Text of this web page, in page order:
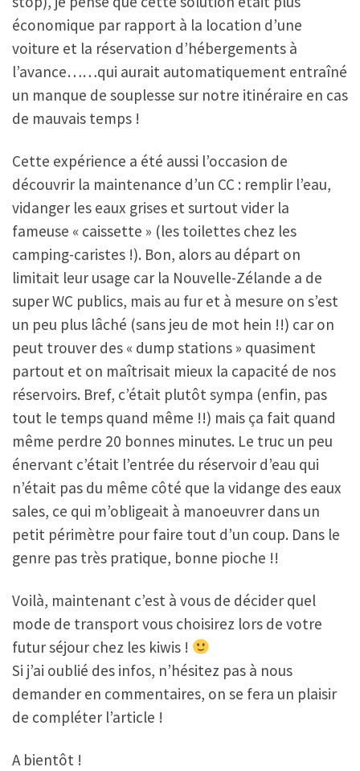
économique par rapport à la location d’une
voiture et la réservation d’hébergements à
l’avance……qui aurait automatiquement entraîné
un manque de souplesse sur notre itinéraire en cas
de mauvais temps !
Cette expérience a été aussi l’occasion de
découvrir la maintenance d’un CC : remplir l’eau,
vidanger les eaux grises et surtout vider la
fameuse « caissette » (les toilettes chez les
camping-caristes !). Bon, alors au départ on
limitait leur usage car la Nouvelle-Zélande a de
super WC publics, mais au fur et à mesure on s’est
un peu plus lâché (sans jeu de mot hein !!) car on
peut trouver des « dump stations » quasiment
partout et on maîtrisait mieux la capacité de nos
réservoirs. Bref, c’était plutôt sympa (enfin, pas
tout le temps quand même !!) mais ça fait quand
même perdre 20 bonnes minutes. Le truc un peu
énervant c’était l’entrée du réservoir d’eau qui
n’était pas du même côté que la vidange des eaux
sales, ce qui m’obligeait à manoeuvrer dans un
petit périmètre pour faire tout d’un coup. Dans le
genre pas très pratique, bonne pioche !!
Voilà, maintenant c’est à vous de décider quel
mode de transport vous choisirez lors de votre
futur séjour chez les kiwis !
Si j’ai oublié des infos, n’hésitez pas à nous
demander en commentaires, on se fera un plaisir
de compléter l’article !
A bientôt !